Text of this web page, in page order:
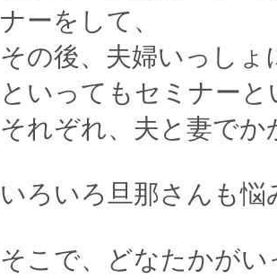
ナーをして、
その後、夫婦いっし
といってもセミナー
それぞれ、夫と妻で
いろいろ旦那さんも
そこで、どなたかが